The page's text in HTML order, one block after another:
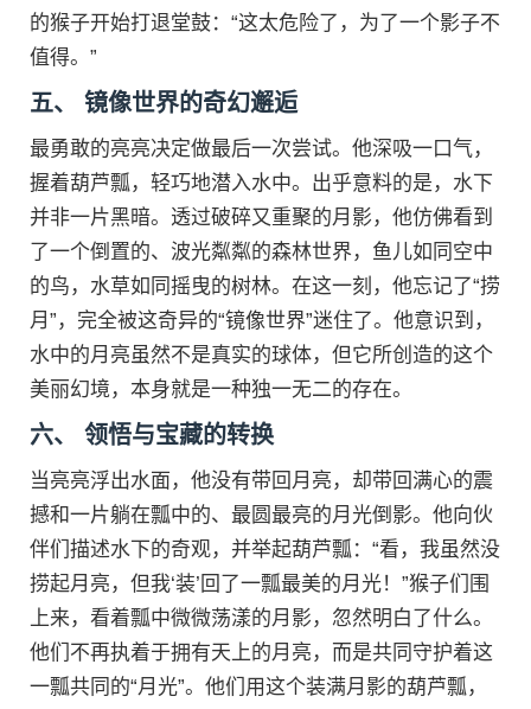
的猴子开始打退堂鼓：“这太危险了，为了一个影子不
值得。”
五、 镜像世界的奇幻邂逅
最勇敢的亮亮决定做最后一次尝试。他深吸一口气，
握着葫芦瓢，轻巧地潜入水中。出乎意料的是，水下
并非一片黑暗。透过破碎又重聚的月影，他仿佛看到
了一个倒置的、波光粼粼的森林世界，鱼儿如同空中
的鸟，水草如同摇曳的树林。在这一刻，他忘记了“捞
月”，完全被这奇异的“镜像世界”迷住了。他意识到，
水中的月亮虽然不是真实的球体，但它所创造的这个
美丽幻境，本身就是一种独一无二的存在。
六、 领悟与宝藏的转换
当亮亮浮出水面，他没有带回月亮，却带回满心的震
撼和一片躺在瓢中的、最圆最亮的月光倒影。他向伙
伴们描述水下的奇观，并举起葫芦瓢：“看，我虽然没
捞起月亮，但我‘装’回了一瓢最美的月光！”猴子们围
上来，看着瓢中微微荡漾的月影，忽然明白了什么。
他们不再执着于拥有天上的月亮，而是共同守护着这
一瓢共同的“月光”。他们用这个装满月影的葫芦瓢，